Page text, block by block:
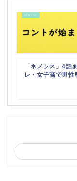
「ネメシス」4話
レ・女子高で男性